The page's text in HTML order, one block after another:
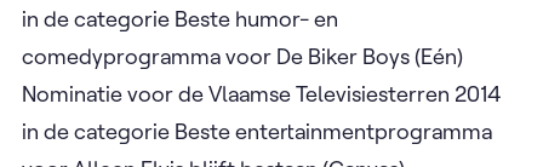
in de categorie Beste humor- en
comedyprogramma voor De Biker Boys (Eén)
Nominatie voor de Vlaamse Televisiesterren 2014
in de categorie Beste entertainmentprogramma